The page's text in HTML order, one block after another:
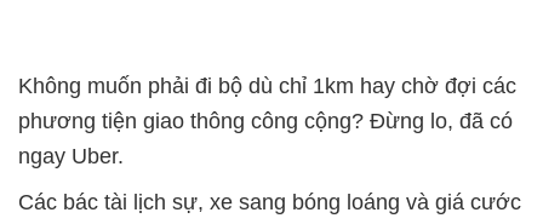
Không muốn phải đi bộ dù chỉ 1km hay chờ đợi các
phương tiện giao thông công cộng? Đừng lo, đã có
ngay Uber.
Các bác tài lịch sự, xe sang bóng loáng và giá cước